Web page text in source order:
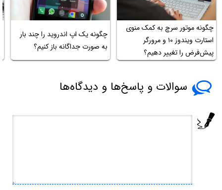
چگونه موتور سرچ به کمک منوی
استارت ویندوز ۱۰ و مرورگر
پیش‌فرض را تغییر دهیم؟
چگونه یک اپ اندروید را چند بار
به صورت جداگانه باز کنیم؟
سوالات و پاسخ‌ها و دیدگاه‌ها